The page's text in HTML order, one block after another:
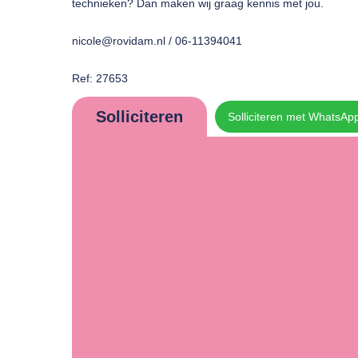
technieken? Dan maken wij graag kennis met jou.
nicole@rovidam.nl / 06-11394041
Ref: 27653
Solliciteren Solliciteren met